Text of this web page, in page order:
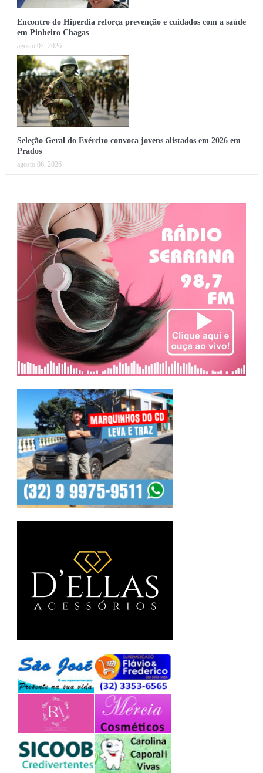
Encontro do Hiperdia reforça prevenção e cuidados com a saúde
em Pinheiro Chagas
agosto 07, 2026
Seleção Geral do Exército convoca jovens alistados em 2026 em
Prados
agosto 06, 2026